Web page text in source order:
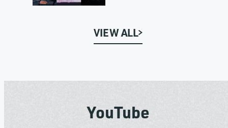
VIEW ALL
YouTube